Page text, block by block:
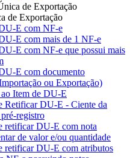
de Exportação
de Exportação
E com NF-e
E com mais de 1 NF-e
E com NF-e que possui mais
E com documento
ou Exportação)
Item de DU-E
Retificar DU-E - Ciente da
registro
retificar DU-E com nota
de valor e/ou quantidade
retificar DU-E com atributos